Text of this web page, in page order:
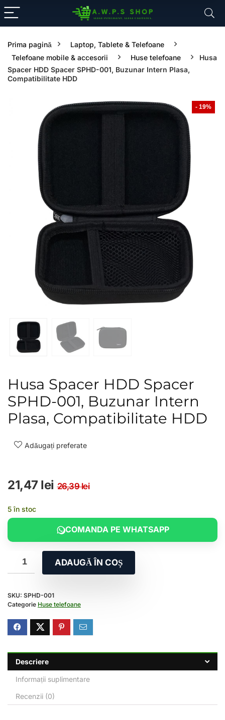
Prima pagină
Laptop, Tablete & Telefoane
Telefoane mobile & accesorii
Huse telefoane
Husa
Spacer HDD Spacer SPHD-001, Buzunar Intern Plasa,
Compatibilitate HDD
- 19%
Husa Spacer HDD Spacer
SPHD-001, Buzunar Intern
Plasa, Compatibilitate HDD
Adăugați preferate
26,39leiPrețul inițial a fost:
21,47 lei Prețul curent este:
5 în stoc
COMANDA PE WHATSAPP
ADAUGĂ ÎN COȘ
SKU: SPHD-001
Categorie Huse telefoane
Descriere
Informații suplimentare
Recenzii (0)